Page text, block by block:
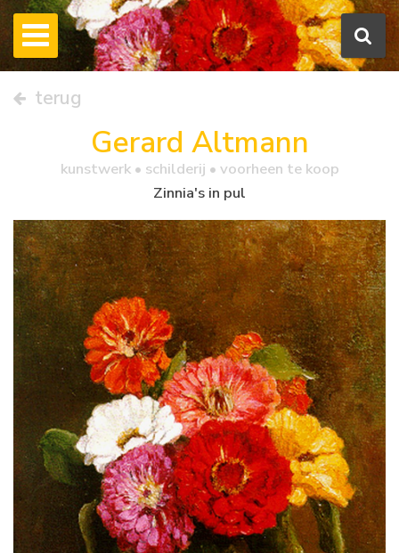
terug
Gerard Altmann
kunstwerk • schilderij • voorheen te koop
Zinnia's in pul